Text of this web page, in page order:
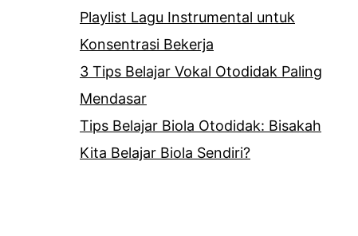
Playlist Lagu Instrumental untuk
Konsentrasi Bekerja
3 Tips Belajar Vokal Otodidak Paling
Mendasar
Tips Belajar Biola Otodidak: Bisakah
Kita Belajar Biola Sendiri?